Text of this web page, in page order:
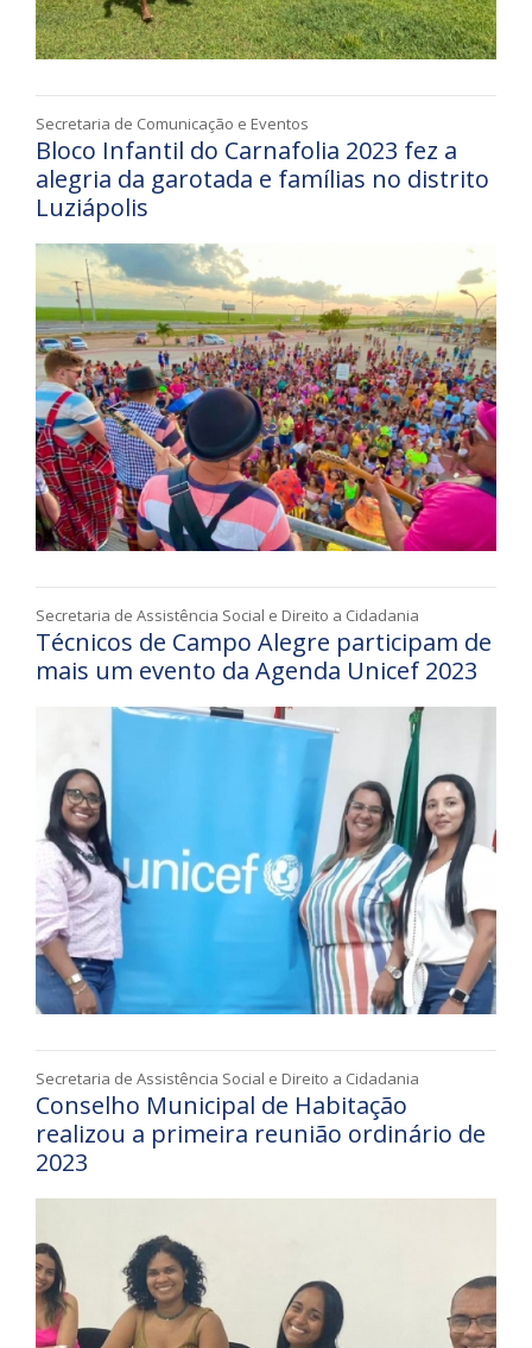
Secretaria de Comunicação e Eventos
Bloco Infantil do Carnafolia 2023 fez a
alegria da garotada e famílias no distrito
Luziápolis
Secretaria de Assistência Social e Direito a Cidadania
Técnicos de Campo Alegre participam de
mais um evento da Agenda Unicef 2023
Secretaria de Assistência Social e Direito a Cidadania
Conselho Municipal de Habitação
realizou a primeira reunião ordinário de
2023